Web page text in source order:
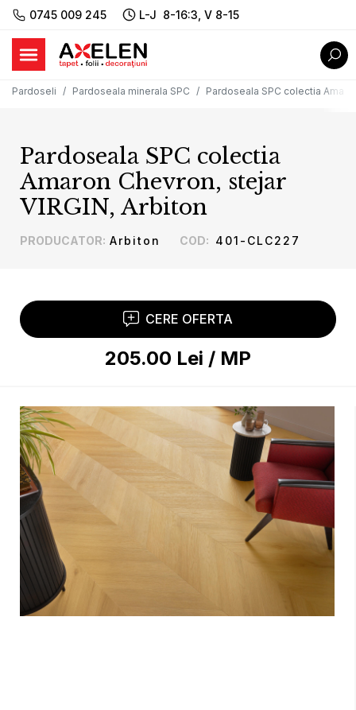
0745 009 245 L-J 8-16:3, V 8-15
Pardoseli Pardoseala minerala SPC Pardoseala SPC colectia
CERE OFERTA
205.00 Lei / MP
Pardoseala SPC colectia
Amaron Chevron, stejar
VIRGIN, Arbiton
PRODUCATOR: Arbiton COD: 401-CLC227